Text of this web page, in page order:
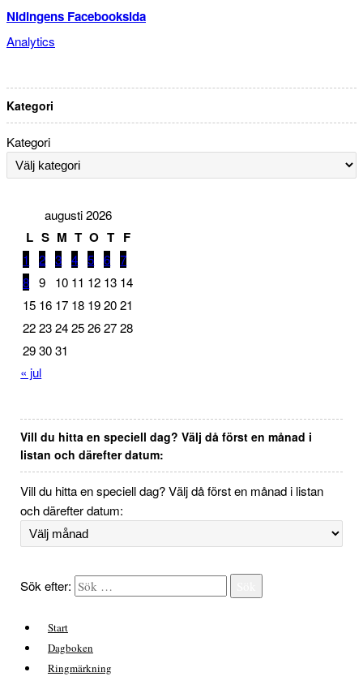
Nidingens Facebooksida
Analytics
Kategori
Kategori
augusti 2026
L S M T O T F
1 2 3 4 5 6 7
8 9 10 11 12 13 14
15 16 17 18 19 20 21
22 23 24 25 26 27 28
29 30 31
« jul
Vill du hitta en speciell dag? Välj då först en månad i
listan och därefter datum:
Vill du hitta en speciell dag? Välj då först en månad i listan
och därefter datum:
Sök efter:
Start
Dagboken
Ringmärkning